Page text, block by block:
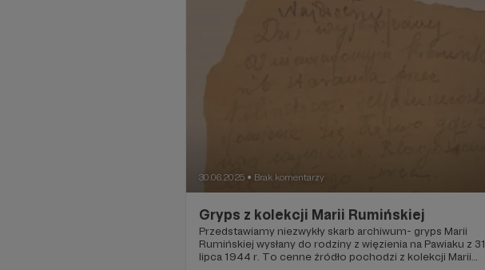
30.06.2025 ● Brak komentarzy
Gryps z kolekcji Marii Rumińskiej
Przedstawiamy niezwykły skarb archiwum- gryps Marii
Rumińskiej wysłany do rodziny z więzienia na Pawiaku z 31
lipca 1944 r. To cenne źródło pochodzi z kolekcji Marii